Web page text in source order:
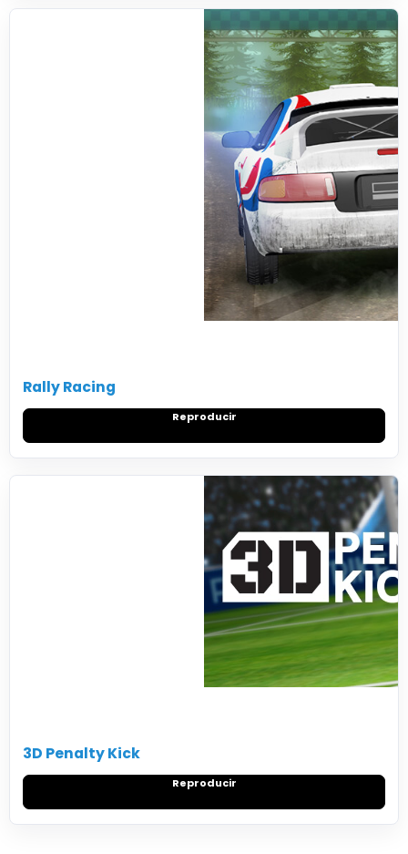
Rally Racing
Reproducir
3D Penalty Kick
Reproducir